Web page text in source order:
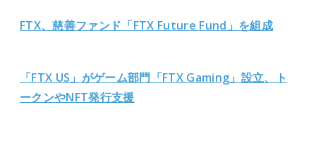
FTX、慈善ファンド「FTX Future Fund」を組成
「FTX US」がゲーム部門「FTX Gaming」設立、ト
ークンやNFT発行支援